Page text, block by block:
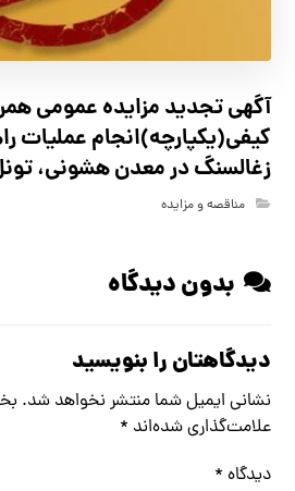
آگهي تجدید مزايده عمومی
کیفی(یکپارچه)انجام عملیات
زغالسنگ در معدن هشونی، تونل
مناقصه و مزایده
بدون دیدگاه
دیدگاهتان را بنویسید
نشانی ایمیل شما منتشر نخواهد شد.
علامت‌گذاری شده‌اند *
دیدگاه *